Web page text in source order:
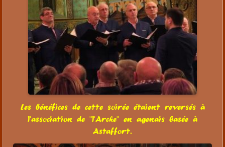
Les bénéfices de cette soirée étaient reversés à
l'association de "l'Arche" en agenais basée à
Astaffort.